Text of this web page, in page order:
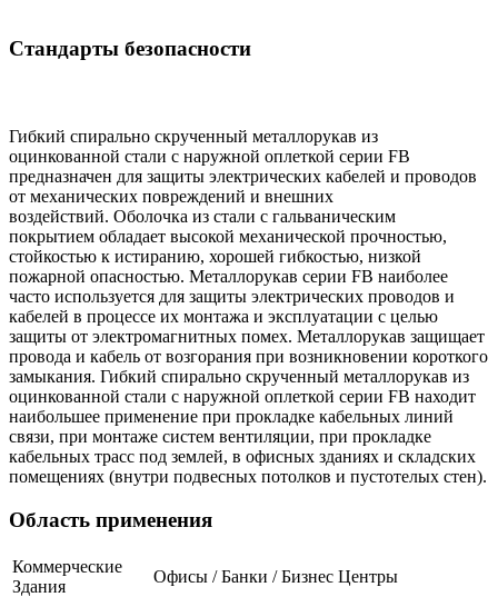
Стандарты безопасности
Гибкий спирально скрученный металлорукав из
оцинкованной стали с наружной оплеткой серии FB
предназначен для защиты электрических кабелей и проводов
от механических повреждений и внешних
воздействий. Оболочка из стали с гальваническим
покрытием обладает высокой механической прочностью,
стойкостью к истиранию, хорошей гибкостью, низкой
пожарной опасностью. Металлорукав серии FB наиболее
часто используется для защиты электрических проводов и
кабелей в процессе их монтажа и эксплуатации с целью
защиты от электромагнитных помех. Металлорукав защищает
провода и кабель от возгорания при возникновении короткого
замыкания. Гибкий спирально скрученный металлорукав из
оцинкованной стали с наружной оплеткой серии FB находит
наибольшее применение при прокладке кабельных линий
связи, при монтаже систем вентиляции, при прокладке
кабельных трасс под землей, в офисных зданиях и складских
помещениях (внутри подвесных потолков и пустотелых стен).
Область применения
Коммерческие
Здания
Офисы / Банки / Бизнес Центры